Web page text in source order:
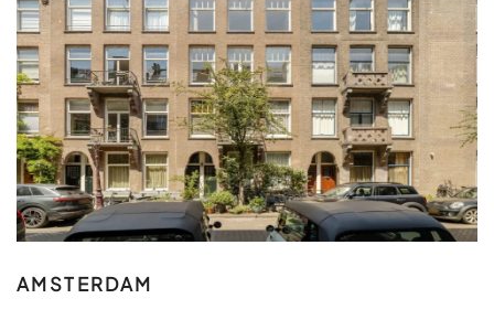
AMSTERDAM